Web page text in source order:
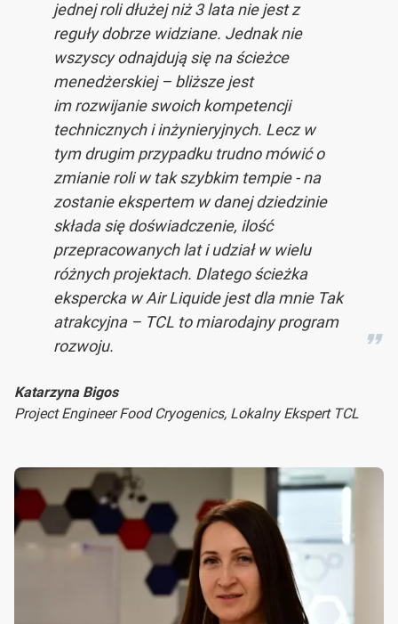
jednej roli dłużej niż 3 lata nie jest z
reguły dobrze widziane. Jednak nie
wszyscy odnajdują się na ścieżce
menedżerskiej – bliższe jest
im rozwijanie swoich kompetencji
technicznych i inżynieryjnych. Lecz w
tym drugim przypadku trudno mówić o
zmianie roli w tak szybkim tempie - na
zostanie ekspertem w danej dziedzinie
składa się doświadczenie, ilość
przepracowanych lat i udział w wielu
różnych projektach. Dlatego ścieżka
ekspercka w Air Liquide jest dla mnie Tak
atrakcyjna – TCL to miarodajny program
rozwoju.
Katarzyna Bigos
Project Engineer Food Cryogenics, Lokalny Ekspert TCL